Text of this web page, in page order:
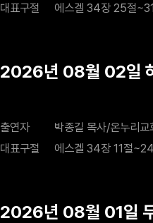
대표구절
에스겔 34장 25절
2026년 08월 02일 하
출연자
박종길 목사/온누리교
대표구절
에스겔 34장 11절
2026년 08월 01일 무